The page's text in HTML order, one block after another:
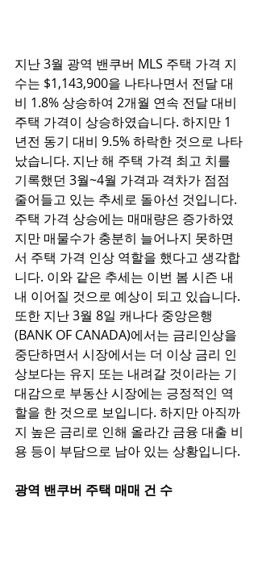
지난 3월 광역 밴쿠버 MLS 주택 가격 지
수는 $1,143,900을 나타나면서 전달 대
비 1.8% 상승하여 2개월 연속 전달 대비
주택 가격이 상승하였습니다. 하지만 1
년전 동기 대비 9.5% 하락한 것으로 나타
났습니다. 지난 해 주택 가격 최고 치를
기록했던 3월~4월 가격과 격차가 점점
줄어들고 있는 추세로 돌아선 것입니다.
주택 가격 상승에는 매매량은 증가하였
지만 매물수가 충분히 늘어나지 못하면
서 주택 가격 인상 역할을 했다고 생각합
니다. 이와 같은 추세는 이번 봄 시즌 내
내 이어질 것으로 예상이 되고 있습니다.
또한 지난 3월 8일 캐나다 중앙은행
(BANK OF CANADA)에서는 금리인상을
중단하면서 시장에서는 더 이상 금리 인
상보다는 유지 또는 내려갈 것이라는 기
대감으로 부동산 시장에는 긍정적인 역
할을 한 것으로 보입니다. 하지만 아직까
지 높은 금리로 인해 올라간 금융 대출 비
용 등이 부담으로 남아 있는 상황입니다.
광역 밴쿠버 주택 매매 건 수